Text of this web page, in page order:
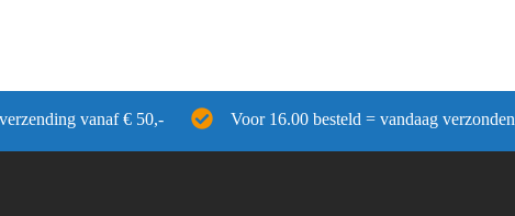
vanaf € 50,- Voor 16.00 besteld = vandaag verzonden